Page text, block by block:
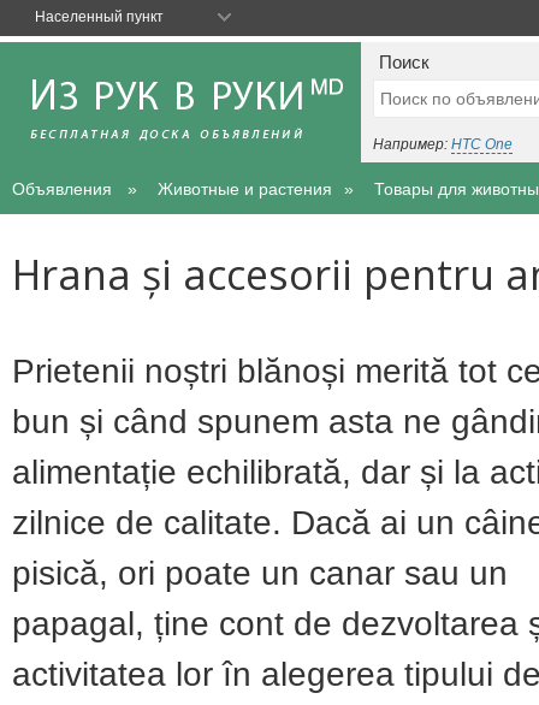
Поиск
Например: HTC One
Объявления Животные и растения Товары для
Hrana și accesorii pentru
Prietenii noștri blănoși merită tot
bun și când spunem asta ne
alimentație echilibrată, dar și la
zilnice de calitate. Dacă ai un
pisică, ori poate un canar sau un
papagal, ține cont de dezvoltarea
activitatea lor în alegerea tipului
Населенный пункт